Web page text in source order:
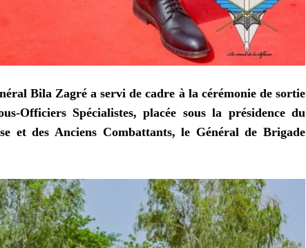
Bila Zagré a servi de cadre à la cérémonie de sortie
Officiers Spécialistes, placée sous la présidence du
et des Anciens Combattants, le Général de Brigade